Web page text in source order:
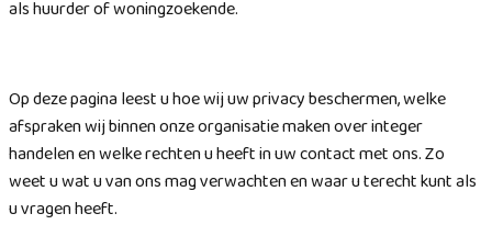
als huurder of woningzoekende.
Op deze pagina leest u hoe wij uw privacy beschermen, welke
afspraken wij binnen onze organisatie maken over integer
handelen en welke rechten u heeft in uw contact met ons. Zo
weet u wat u van ons mag verwachten en waar u terecht kunt als
u vragen heeft.